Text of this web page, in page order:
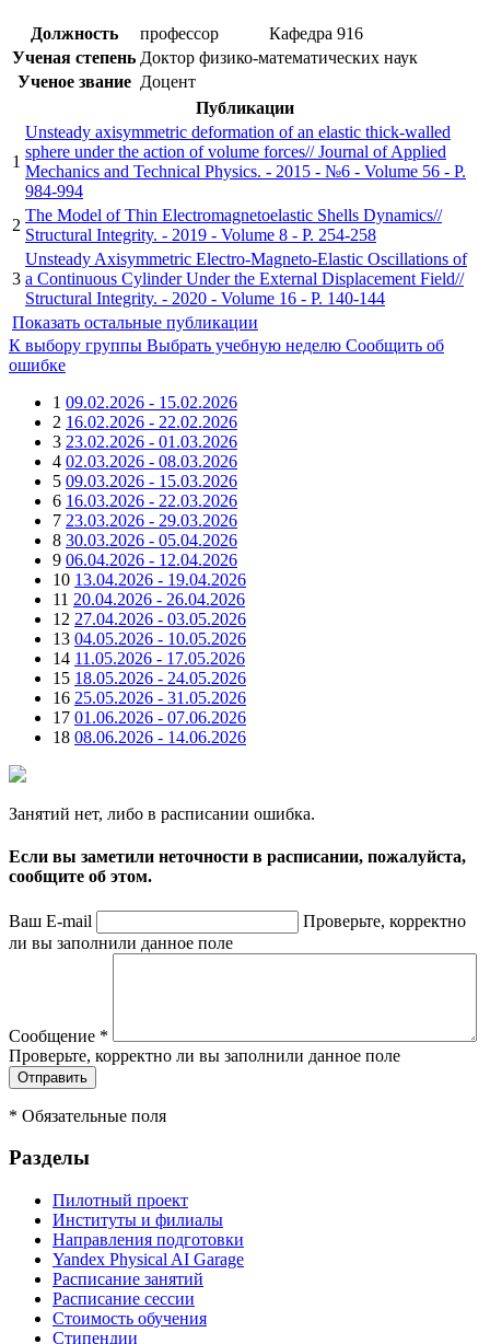
Должность профессор
Кафедра 916
Ученая степень Доктор физико-математических наук
Ученое звание Доцент
Публикации
1
Unsteady axisymmetric deformation of an elastic thick-walled
sphere under the action of volume forces// Journal of Applied
Mechanics and Technical Physics. - 2015 - №6 - Volume 56 - P.
984-994
2
The Model of Thin Electromagnetoelastic Shells Dynamics//
Structural Integrity. - 2019 - Volume 8 - P. 254-258
3
Unsteady Axisymmetric Electro-Magneto-Elastic Oscillations of
a Continuous Cylinder Under the External Displacement Field//
Structural Integrity. - 2020 - Volume 16 - P. 140-144
Показать остальные публикации
К выбору группы Выбрать учебную неделю Сообщить об
ошибке
1 09.02.2026 - 15.02.2026
2 16.02.2026 - 22.02.2026
3 23.02.2026 - 01.03.2026
4 02.03.2026 - 08.03.2026
5 09.03.2026 - 15.03.2026
6 16.03.2026 - 22.03.2026
7 23.03.2026 - 29.03.2026
8 30.03.2026 - 05.04.2026
9 06.04.2026 - 12.04.2026
10 13.04.2026 - 19.04.2026
11 20.04.2026 - 26.04.2026
12 27.04.2026 - 03.05.2026
13 04.05.2026 - 10.05.2026
14 11.05.2026 - 17.05.2026
15 18.05.2026 - 24.05.2026
16 25.05.2026 - 31.05.2026
17 01.06.2026 - 07.06.2026
18 08.06.2026 - 14.06.2026
Занятий нет, либо в расписании ошибка.
Если вы заметили неточности в расписании, пожалуйста,
сообщите об этом.
Ваш E-mail
Проверьте, корректно
ли вы заполнили данное поле
Сообщение *
Проверьте, корректно ли вы заполнили данное поле
* Обязательные поля
Разделы
Пилотный проект
Институты и филиалы
Направления подготовки
Yandex Physical AI Garage
Расписание занятий
Расписание сессии
Стоимость обучения
Стипендии